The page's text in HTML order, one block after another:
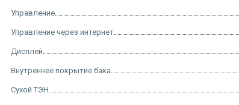
Управление
Управление через интернет
Дисплей
Внутреннее покрытие бака
Сухой ТЭН